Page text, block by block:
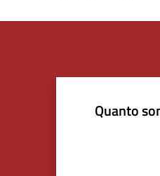
Quanto